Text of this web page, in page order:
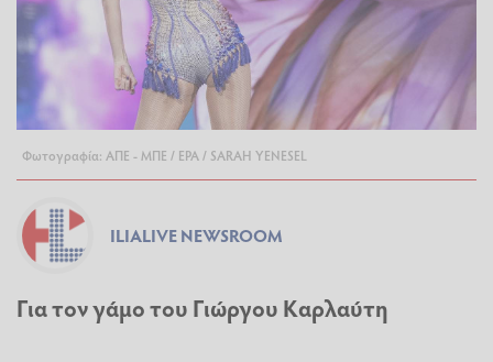
Φωτογραφία: ΑΠΕ - ΜΠΕ / EPA / SARAH YENESEL
ILIALIVE NEWSROOM
Για τον γάμο του Γιώργου Καρλαύτη